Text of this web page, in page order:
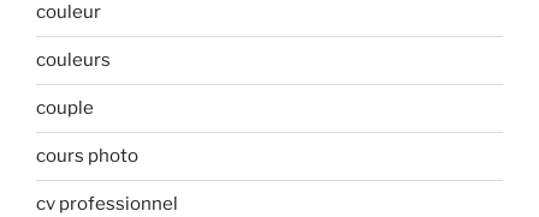
couleur
couleurs
couple
cours photo
cv professionnel